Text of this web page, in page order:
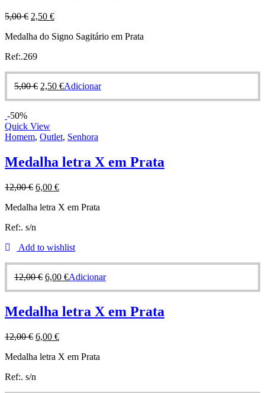
5,00€ 2,50 €
Medalha do Signo Sagitário em Prata
Ref:.269
5,00€ 2,50 €Adicionar
-50%
Quick View
Homem, Outlet, Senhora
Medalha letra X em Prata
12,00€ 6,00 €
Medalha letra X em Prata
Ref:. s/n
Add to wishlist
12,00€ 6,00 €Adicionar
Medalha letra X em Prata
12,00€ 6,00 €
Medalha letra X em Prata
Ref:. s/n